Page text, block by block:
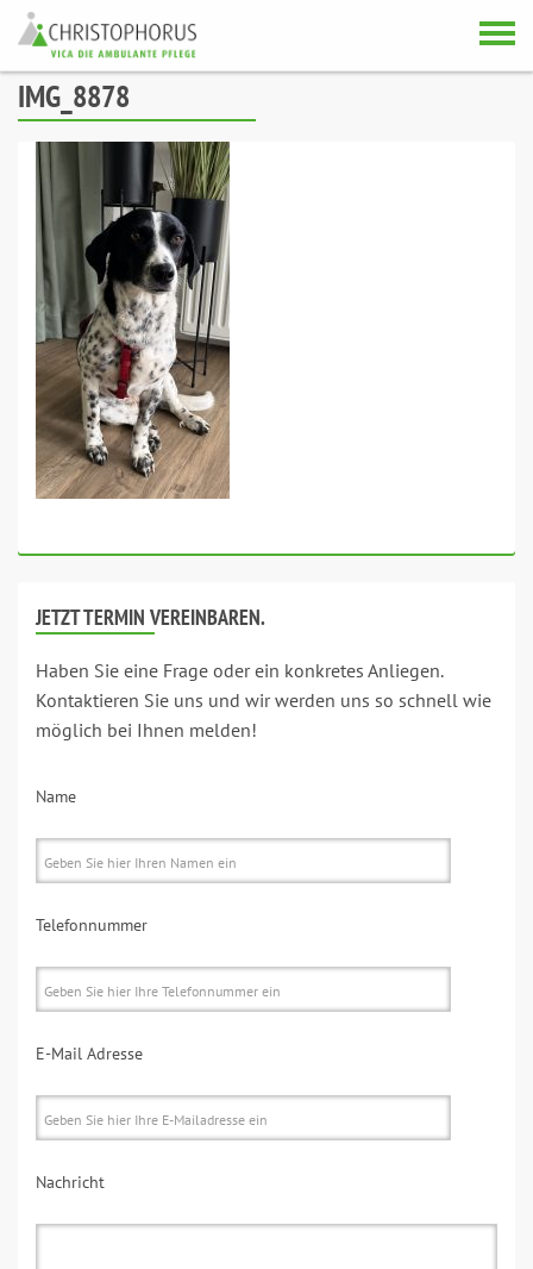
Skip to content
IMG_8878
JETZT TERMIN VEREINBAREN.
Haben Sie eine Frage oder ein konkretes Anliegen.
Kontaktieren Sie uns und wir werden uns so schnell wie
möglich bei Ihnen melden!
Name
Telefonnummer
E-Mail Adresse
Nachricht